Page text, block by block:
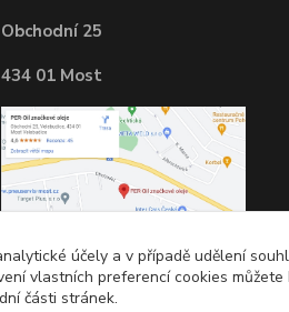
Obchodní 25
434 01 Most
účely a v případě udělení
vlastních preferencí cookies
části stránek.